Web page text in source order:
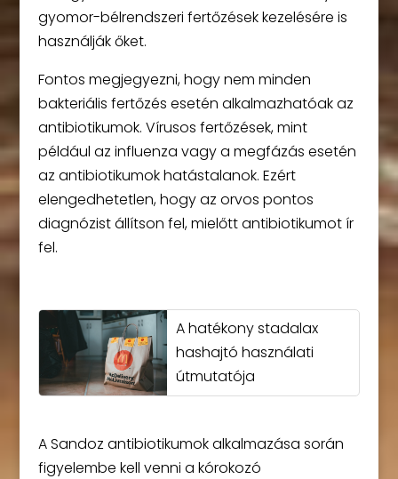
gyomor-bélrendszeri fertőzések kezelésére is
használják őket.
Fontos megjegyezni, hogy nem minden
bakteriális fertőzés esetén alkalmazhatóak az
antibiotikumok. Vírusos fertőzések, mint
például az influenza vagy a megfázás esetén
az antibiotikumok hatástalanok. Ezért
elengedhetetlen, hogy az orvos pontos
diagnózist állítson fel, mielőtt antibiotikumot ír
fel.
A hatékony stadalax
hashajtó használati
útmutatója
A Sandoz antibiotikumok alkalmazása során
figyelembe kell venni a kórokozó